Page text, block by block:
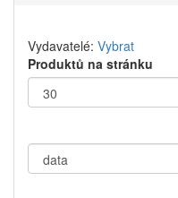
Vydavatelé: Vybrat
Produktů na stránku